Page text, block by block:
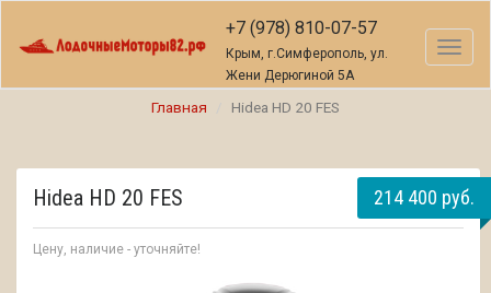
+7 (978) 810-07-57
Крым, г.Симферополь, ул.
Жени Дерюгиной 5А
Главная Hidea HD 20 FES
Hidea HD 20 FES
Цену, наличие - уточняйте!
214 400 руб.